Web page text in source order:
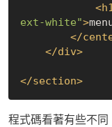
<
ext-white">
</
</div>
</section>
程式碼看著有些不